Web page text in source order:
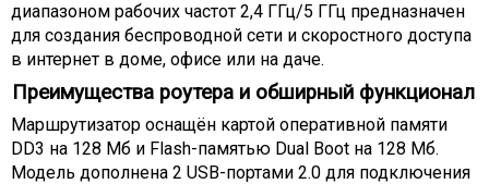
диапазоном рабочих частот 2,4 ГГц/5 ГГц предназначен
для создания беспроводной сети и скоростного доступа
в интернет в доме, офисе или на даче.
Преимущества роутера и обширный функционал
Маршрутизатор оснащён картой оперативной памяти
DD3 на 128 Мб и Flash-памятью Dual Boot на 128 Мб.
Модель дополнена 2 USB-портами 2.0 для подключения